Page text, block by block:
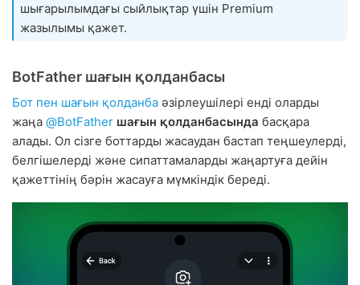
шығарылымдағы сыйлықтар үшін Premium
жазылымы қажет.
BotFather шағын қолданбасы
Бот пен шағын қолданба әзірлеушілері енді оларды
жаңа @BotFather шағын қолданбасында басқара
алады. Ол сізге боттарды жасаудан бастап теңшеулерді,
белгішелерді және сипаттамаларды жаңартуға дейін
қажеттінің бәрін жасауға мүмкіндік береді.